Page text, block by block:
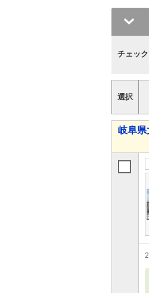
チェッ
選択
岐阜県